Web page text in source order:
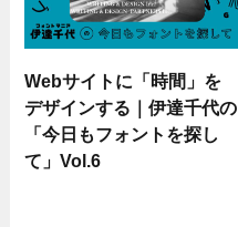
Webサイトに「時間」を
デザインする｜伊達千代の
「今日もフォントを探し
て」Vol.6